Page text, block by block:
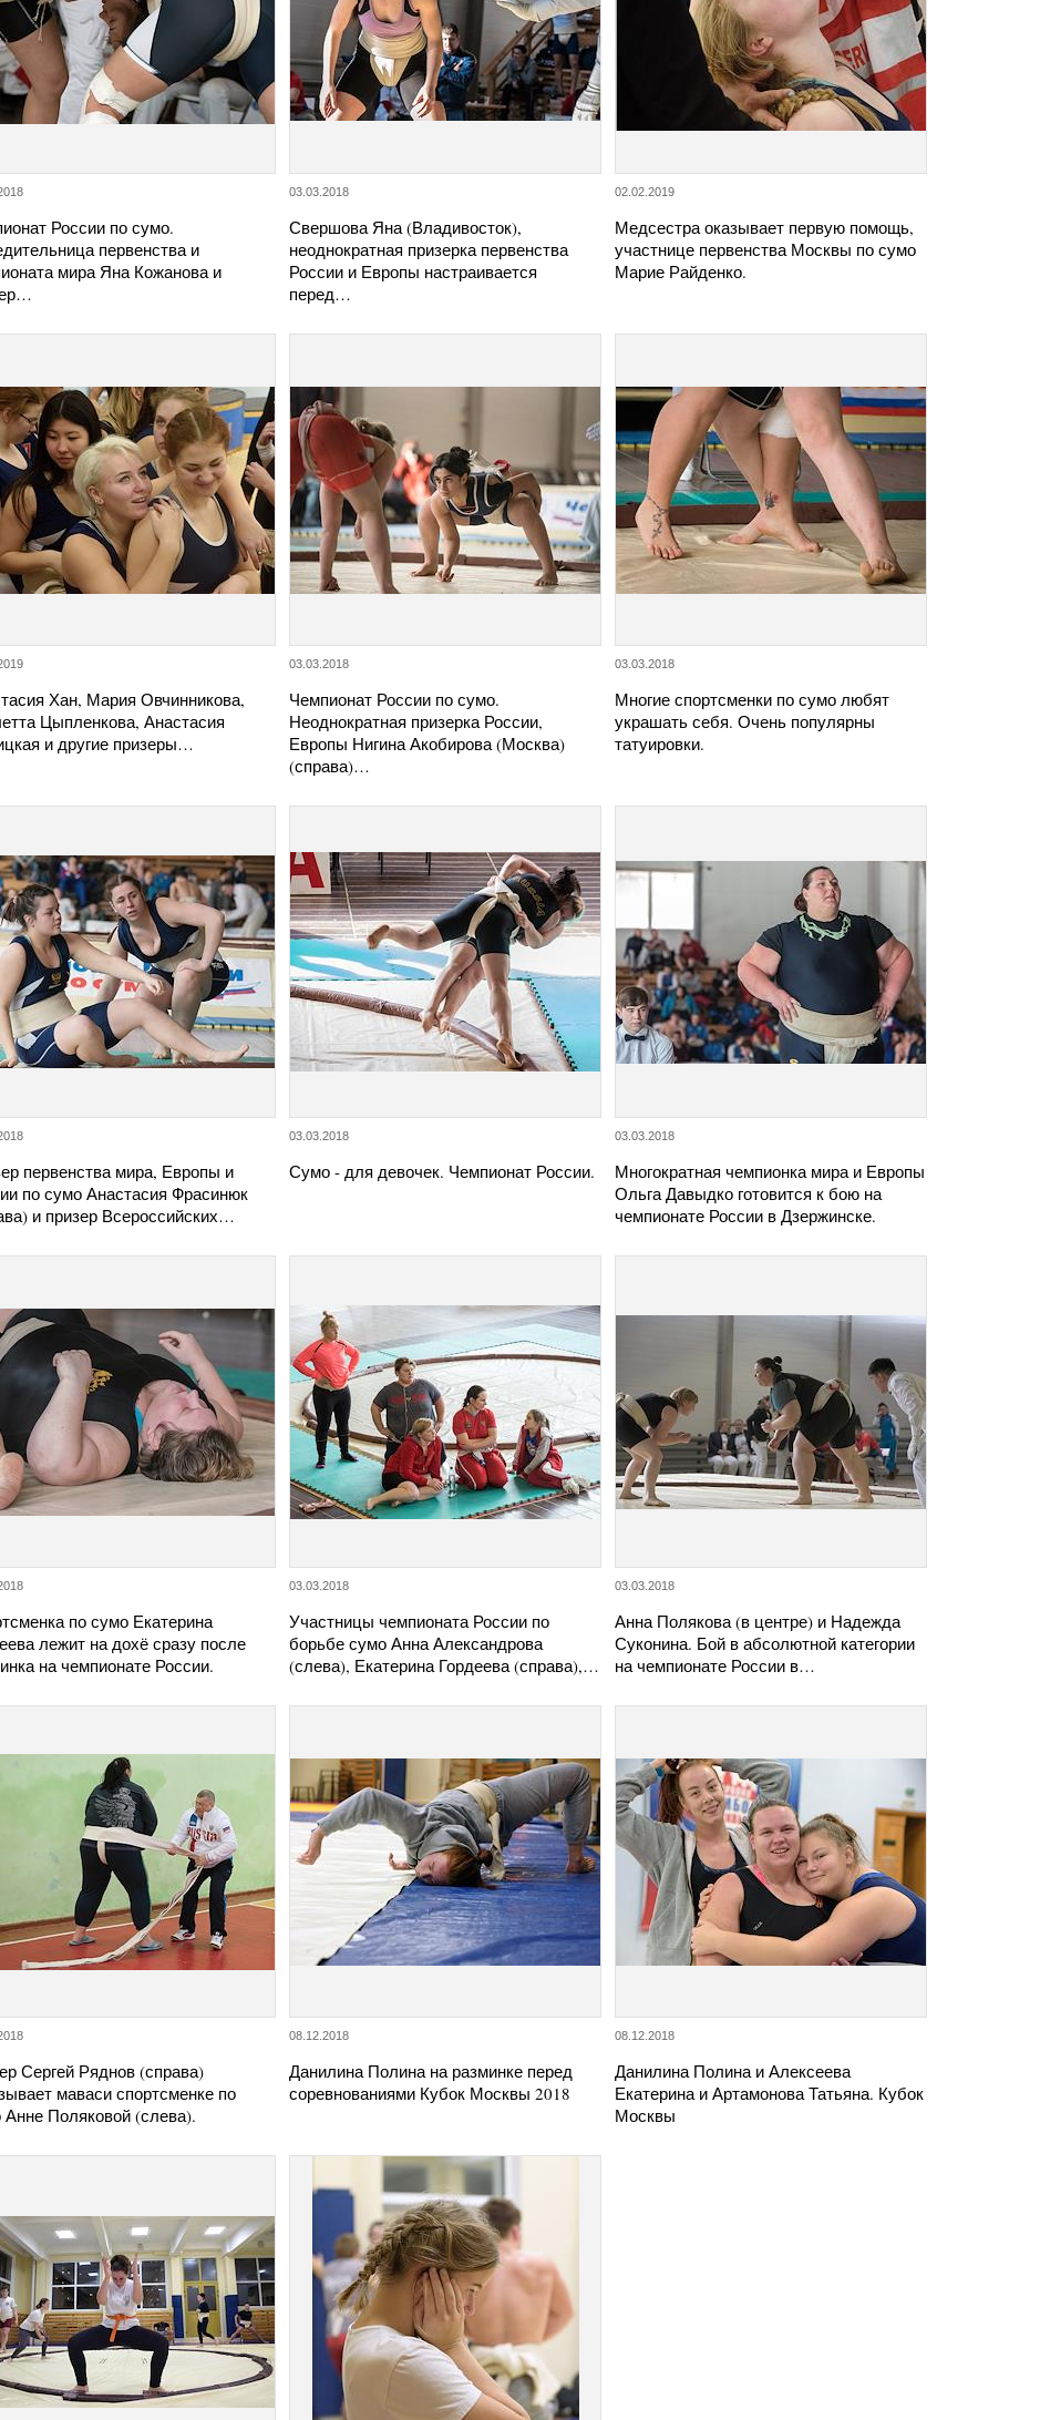
России по сумо.
первенства и
мира Яна Кожанова и
03.03.2018
Свершова Яна (Владивосток),
неоднократная призерка первенства
России и Европы настраивается
перед…
02.02.2019
Медсестра оказывает первую помощь,
участнице первенства Москвы по сумо
Марие Райденко.
Хан, Мария Овчинникова,
Цыпленкова, Анастасия
и другие призеры…
03.03.2018
Чемпионат России по сумо.
Неоднократная призерка России,
Европы Нигина Акобирова (Москва)
(справа)…
03.03.2018
Многие спортсменки по сумо любят
украшать себя. Очень популярны
татуировки.
первенства мира, Европы и
по сумо Анастасия Фрасинюк
и призер Всероссийских…
03.03.2018
Сумо - для девочек. Чемпионат России.
03.03.2018
Многократная чемпионка мира и Европы
Ольга Давыдко готовится к бою на
чемпионате России в Дзержинске.
по сумо Екатерина
лежит на дохё сразу после
на чемпионате России.
03.03.2018
Участницы чемпионата России по
борьбе сумо Анна Александрова
(слева), Екатерина Гордеева (справа),…
03.03.2018
Анна Полякова (в центре) и Надежда
Суконина. Бой в абсолютной категории
на чемпионате России в…
Сергей Ряднов (справа)
маваси спортсменке по
Анне Поляковой (слева).
08.12.2018
Данилина Полина на разминке перед
соревнованиями Кубок Москвы 2018
08.12.2018
Данилина Полина и Алексеева
Екатерина и Артамонова Татьяна. Кубок
Москвы